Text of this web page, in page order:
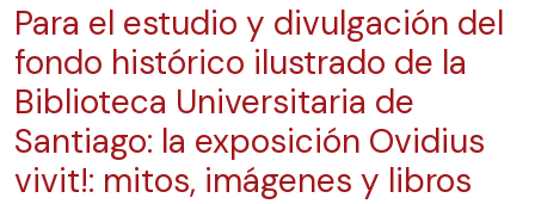
Para el estudio y divulgación del
fondo histórico ilustrado de la
Biblioteca Universitaria de
Santiago: la exposición Ovidius
vivit!: mitos, imágenes y libros